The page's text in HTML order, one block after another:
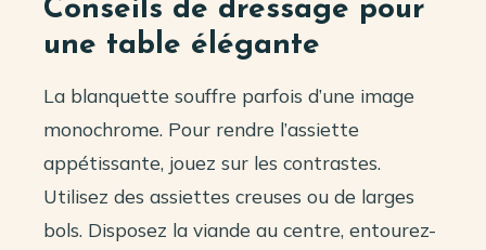
Conseils de dressage pour
une table élégante
La blanquette souffre parfois d’une image
monochrome. Pour rendre l’assiette
appétissante, jouez sur les contrastes.
Utilisez des assiettes creuses ou de larges
bols. Disposez la viande au centre, entourez-